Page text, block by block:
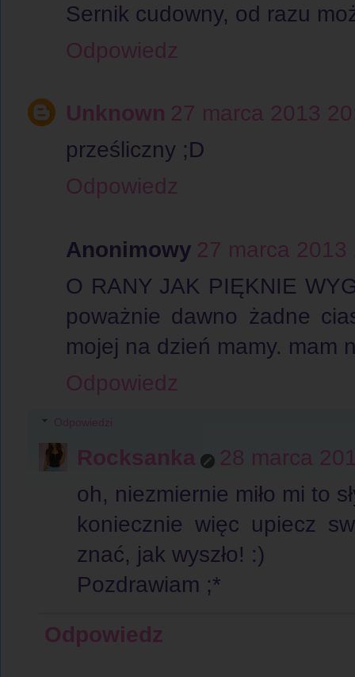
Sernik cudowny, od razu
Odpowiedz
Unknown 27 marca 2013
prześliczny ;D
Odpowiedz
Anonimowy 27 marca 2013
O RANY JAK PIĘKNIE
poważnie dawno żadne
mojej na dzień mamy. mam
Odpowiedz
Odpowiedzi
Rocksanka
28 marca
oh, niezmiernie miło mi to
koniecznie więc upiecz
znać, jak wyszło! :)
Pozdrawiam ;*
Odpowiedz